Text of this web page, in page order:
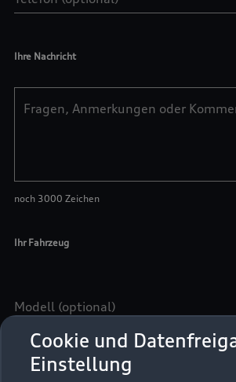
Cookie und
Einstellung